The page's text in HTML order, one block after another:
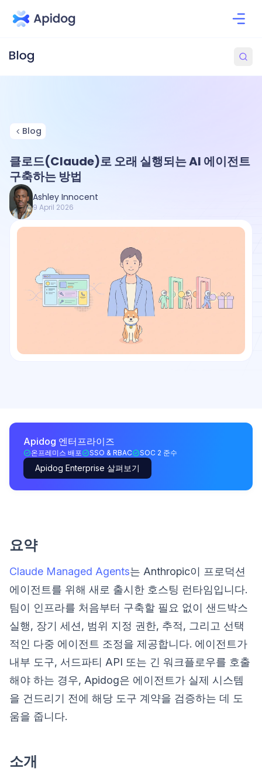
Blog
클로드(Claude)로 오래 실행되는 AI 에이전트
구축하는 방법
Ashley Innocent
9 April 2026
Apidog 엔터프라이즈
온프레미스 배포 SSO & RBAC SOC 2 준수
Apidog Enterprise 살펴보기
요약
Claude Managed Agents는 Anthropic이 프로덕션
에이전트를 위해 새로 출시한 호스팅 런타임입니다.
팀이 인프라를 처음부터 구축할 필요 없이 샌드박스
실행, 장기 세션, 범위 지정 권한, 추적, 그리고 선택
적인 다중 에이전트 조정을 제공합니다. 에이전트가
내부 도구, 서드파티 API 또는 긴 워크플로우를 호출
해야 하는 경우, Apidog은 에이전트가 실제 시스템
을 건드리기 전에 해당 도구 계약을 검증하는 데 도
움을 줍니다.
소개